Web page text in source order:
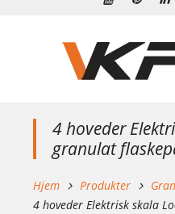
4 hoveder
granulat
Hjem Produkter
4 hoveder Elektrisk skala